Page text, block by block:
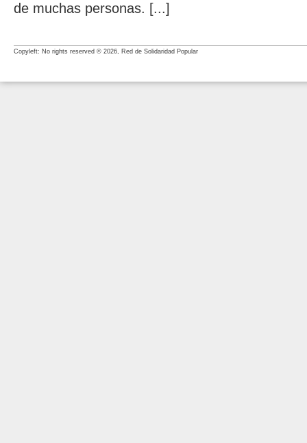
de muchas personas. [...]
Copyleft: No rights reserved © 2026, Red de Solidaridad Popular